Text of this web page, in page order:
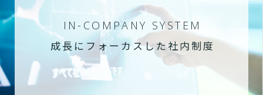
IN-COMPANY SYSTEM
成長にフォーカスした社内制度